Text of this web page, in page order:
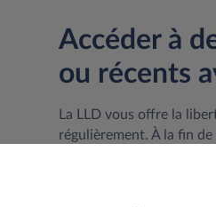
Accéder à
ou récents
La LLD vous offre la
régulièrement. À la fin
repartir avec un modèle
nouvelles voitures et
proposées par les